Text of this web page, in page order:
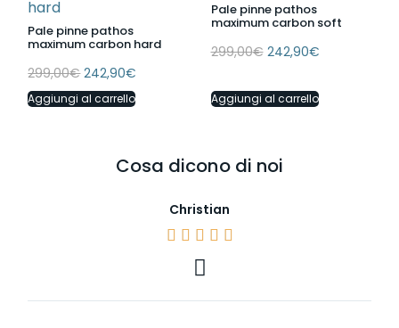
Pale pinne pathos
maximum carbon hard
299,00€ 242,90€
Aggiungi al carrello
Pale pinne pathos
maximum carbon soft
299,00€ 242,90€
Aggiungi al carrello
Cosa dicono di noi
Christian
    